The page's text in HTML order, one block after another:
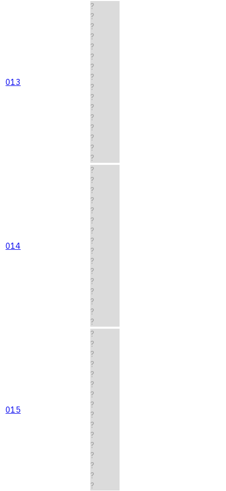
013
?
?
?
?
?
?
?
?
?
?
?
?
?
?
?
?
014
?
?
?
?
?
?
?
?
?
?
?
?
?
?
?
?
015
?
?
?
?
?
?
?
?
?
?
?
?
?
?
?
?